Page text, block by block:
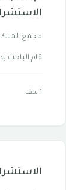
مجمع
قام الباحث
1 ملف